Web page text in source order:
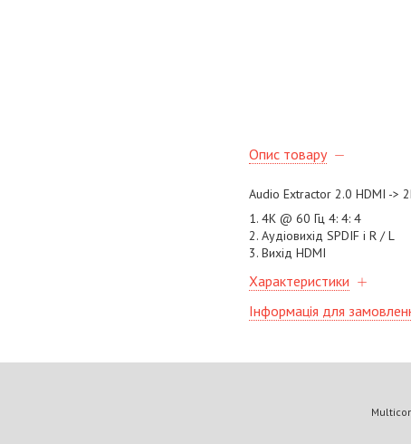
Опис товару
Audio Extractor 2.0 HDMI ->
1. 4K @ 60 Гц 4: 4: 4
2. Аудіовихід SPDIF і R / L
3. Вихід HDMI
Характеристики
Інформація для